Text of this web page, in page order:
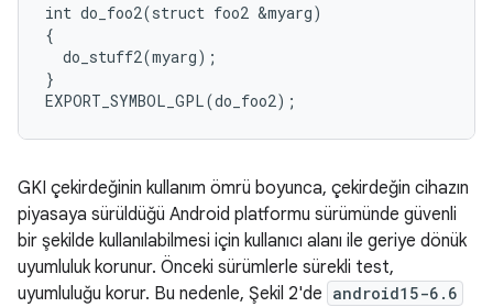
int do_foo2(struct foo2 &myarg)
{
  do_stuff2(myarg);
}
GKI çekirdeğinin kullanım ömrü boyunca, çekirdeğin cihazın
piyasaya sürüldüğü Android platformu sürümünde güvenli
bir şekilde kullanılabilmesi için kullanıcı alanı ile geriye dönük
uyumluluk korunur. Önceki sürümlerle sürekli test,
uyumluluğu korur. Bu nedenle, Şekil 2'de android15-6.6